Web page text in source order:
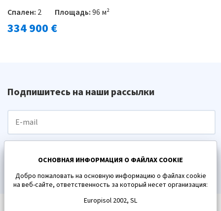
Спален: 2 Площадь:96 м²
334 900 €
Подпишитесь на наши рассылки
ПОДПИСАТЬСЯ
ОСНОВНАЯ ИНФОРМАЦИЯ О ФАЙЛАХ COOKIE
Добро пожаловать на основную информацию о файлах cookie
на веб-сайте, ответственность за который несет организация:
Europisol 2002, SL